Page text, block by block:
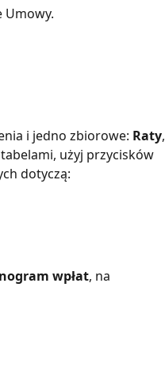
Umowy.
i jedno zbiorowe: Raty,
użyj przycisków
dotyczą:
wpłat, na